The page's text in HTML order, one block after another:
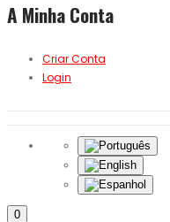
A Minha Conta
Criar Conta
Login
0